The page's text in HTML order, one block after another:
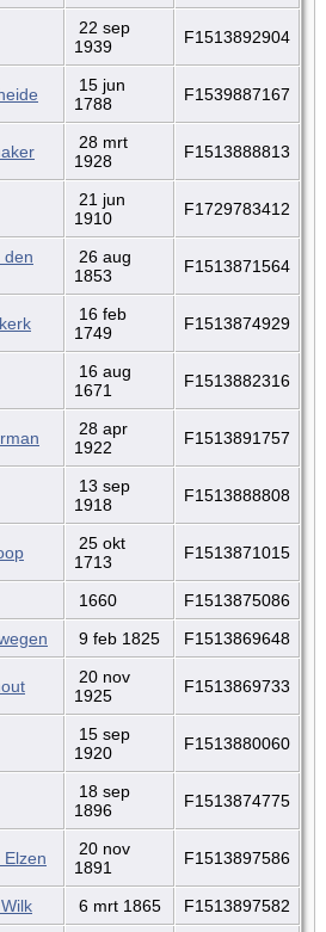
22 sep
1939
F1513892904
15 jun
1788
F1539887167
28 mrt
1928
F1513888813
21 jun
1910
F1729783412
den
26 aug
1853
F1513871564
16 feb
1749
F1513874929
16 aug
1671
F1513882316
28 apr
1922
F1513891757
13 sep
1918
F1513888808
25 okt
1713
F1513871015
1660
F1513875086
9 feb 1825 F1513869648
20 nov
1925
F1513869733
15 sep
1920
F1513880060
18 sep
1896
F1513874775
20 nov
1891
F1513897586
6 mrt 1865 F1513897582